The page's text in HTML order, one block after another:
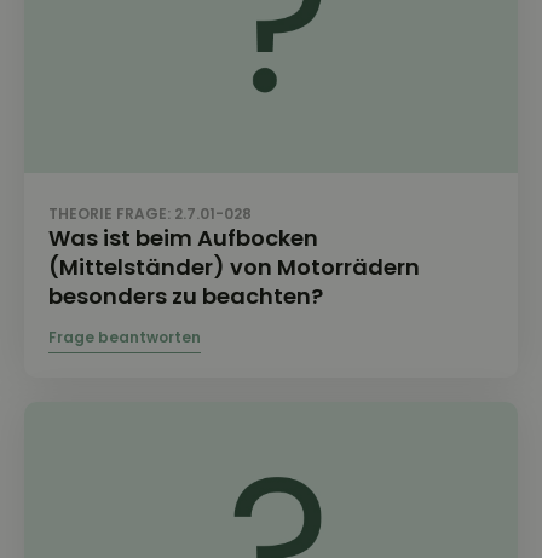
THEORIE FRAGE: 2.7.01-028
Was ist beim Aufbocken
(Mittelständer) von Motorrädern
besonders zu beachten?